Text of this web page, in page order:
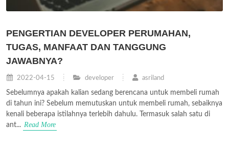
PENGERTIAN DEVELOPER PERUMAHAN,
TUGAS, MANFAAT DAN TANGGUNG
JAWABNYA?
2022-04-15 developer asriland
Sebelumnya apakah kalian sedang berencana untuk membeli rumah
di tahun ini? Sebelum memutuskan untuk membeli rumah, sebaiknya
kenali beberapa istilahnya terlebih dahulu. Termasuk salah satu di
ant... Read More